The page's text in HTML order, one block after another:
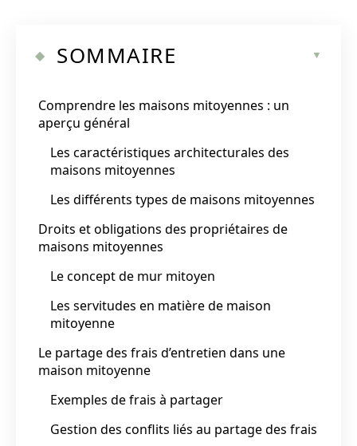
SOMMAIRE
Comprendre les maisons mitoyennes : un
aperçu général
Les caractéristiques architecturales des
maisons mitoyennes
Les différents types de maisons mitoyennes
Droits et obligations des propriétaires de
maisons mitoyennes
Le concept de mur mitoyen
Les servitudes en matière de maison
mitoyenne
Le partage des frais d’entretien dans une
maison mitoyenne
Exemples de frais à partager
Gestion des conflits liés au partage des frais